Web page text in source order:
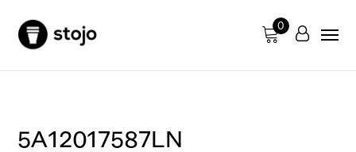
0
5A12017587LN